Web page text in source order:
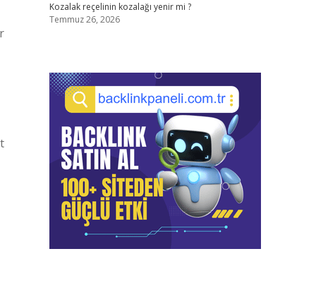
Kozalak reçelinin kozalağı yenir mi ?
Temmuz 26, 2026